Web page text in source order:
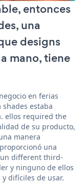
entonces
una
designs
mano, tiene
en ferias
estaba
ellos required the
de su producto,
manera
una
different third-
y ninguno de ellos
difíciles de usar.